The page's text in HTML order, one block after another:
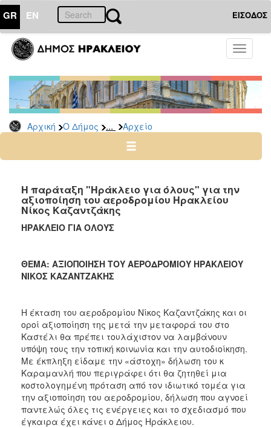
GR EN ΕΙΣΟΔΟΣ
Toggle
Αρχική Ο Δήμος ... Αρχείο
ΔΗΜΟΣ
Δημοτικές
Παρατάξεις
Αρχείο
ΠΟΛΙΤΙΣΜΟΣ
Η παράταξη "Ηράκλειο για όλους" για την
αξιοποίηση του αεροδρομίου Ηρακλείου
Νίκος Καζαντζάκης
ΗΡΑΚΛΕΙΟ ΓΙΑ ΟΛΟΥΣ
ΘΕΜΑ: ΑΞΙΟΠΟΙΗΣΗ ΤΟΥ ΑΕΡΟΔΡΟΜΙΟΥ ΗΡΑΚΛΕΙΟΥ
ΝΙΚΟΣ ΚΑΖΑΝΤΖΑΚΗΣ
Η έκταση του αεροδρομίου Νίκος Καζαντζάκης και οι
οροί αξιοποίηση της μετά την μεταφορά του στο
Καστέλι θα πρέπει τουλάχιστον να λαμβάνουν
υπόψη τους την τοπική κοινωνία και την αυτοδιοίκηση.
Με έκπληξη είδαμε την «άστοχη» δήλωση του κ
Καραμανλή που περιγράφει ότι θα ζητηθεί μια
κοστολογημένη πρόταση από τον ιδιωτικό τομέα για
την αξιοποίηση του αεροδρομίου, δήλωση που αγνοεί
παντελώς όλες τις ενέργειες και το σχεδιασμό που
έγκαιρα έχει κάνει ο Δήμος Ηράκλειου.